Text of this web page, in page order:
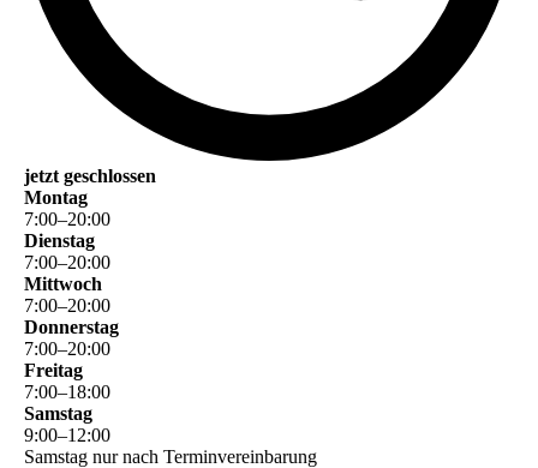
jetzt geschlossen
Montag
7:00–20:00
Dienstag
7:00–20:00
Mittwoch
7:00–20:00
Donnerstag
7:00–20:00
Freitag
7:00–18:00
Samstag
9:00–12:00
Samstag nur nach Terminvereinbarung